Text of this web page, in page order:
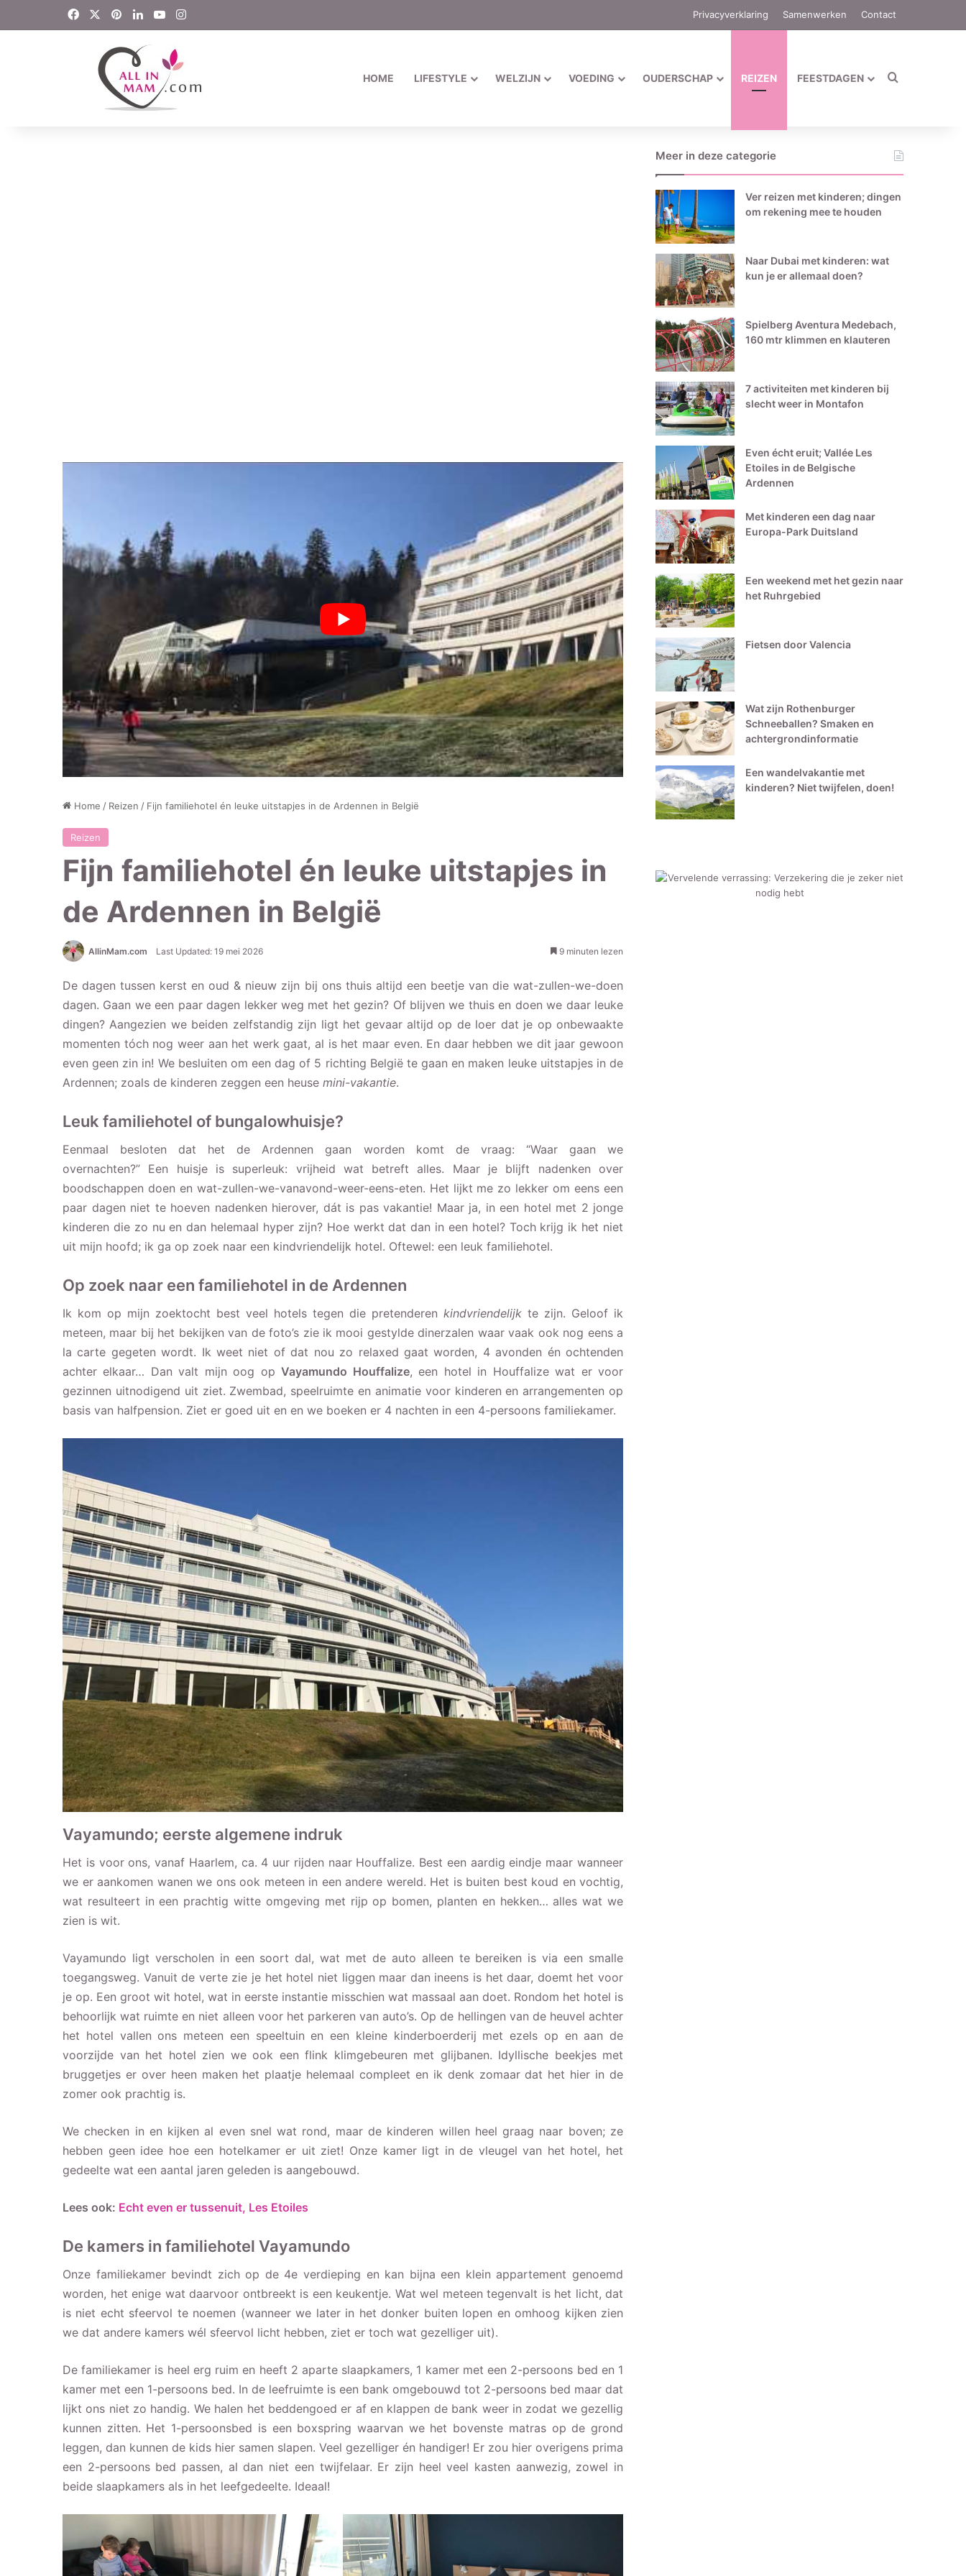
FacebookPinterestLinkedIn
YouTubeInstagram Privacyverklaring Samenwerken Contact
HOME LIFESTYLE WELZIJN VOEDING OUDERSCHAP REIZEN FEESTDAGEN Zoek naar
Home / Reizen / Fijn familiehotel én leuke uitstapjes in de Ardennen in België
Reizen
Fijn familiehotel én leuke uitstapjes in
de Ardennen in België
AllinMam.com Last Updated: 19 mei 2026 9 minuten lezen
De dagen tussen kerst en oud & nieuw zijn bij ons thuis altijd een beetje van die wat-zullen-we-doen
dagen. Gaan we een paar dagen lekker weg met het gezin? Of blijven we thuis en doen we daar leuke
dingen? Aangezien we beiden zelfstandig zijn ligt het gevaar altijd op de loer dat je op onbewaakte
momenten tóch nog weer aan het werk gaat, al is het maar even. En daar hebben we dit jaar gewoon
even geen zin in! We besluiten om een dag of 5 richting België te gaan en maken leuke uitstapjes in de
Ardennen; zoals de kinderen zeggen een heuse mini-vakantie.
Leuk familiehotel of bungalowhuisje?
Eenmaal besloten dat het de Ardennen gaan worden komt de vraag: “Waar gaan we
overnachten?” Een huisje is superleuk: vrijheid wat betreft alles. Maar je blijft nadenken over
boodschappen doen en wat-zullen-we-vanavond-weer-eens-eten. Het lijkt me zo lekker om eens een
paar dagen niet te hoeven nadenken hierover, dát is pas vakantie! Maar ja, in een hotel met 2 jonge
kinderen die zo nu en dan helemaal hyper zijn? Hoe werkt dat dan in een hotel? Toch krijg ik het niet
uit mijn hoofd; ik ga op zoek naar een kindvriendelijk hotel. Oftewel: een leuk familiehotel.
Op zoek naar een familiehotel in de Ardennen
Ik kom op mijn zoektocht best veel hotels tegen die pretenderen kindvriendelijk te zijn. Geloof ik
meteen, maar bij het bekijken van de foto’s zie ik mooi gestylde dinerzalen waar vaak ook nog eens a
la carte gegeten wordt. Ik weet niet of dat nou zo relaxed gaat worden, 4 avonden én ochtenden
achter elkaar… Dan valt mijn oog opVayamundo Houffalize, een hotel in Houffalize wat er voor
gezinnen uitnodigend uit ziet. Zwembad, speelruimte en animatie voor kinderen en arrangementen op
basis van halfpension. Ziet er goed uit en en we boeken er 4 nachten in een 4-persoons familiekamer.
Vayamundo; eerste algemene indruk
Het is voor ons, vanaf Haarlem, ca. 4 uur rijden naar Houffalize. Best een aardig eindje maar wanneer
we er aankomen wanen we ons ook meteen in een andere wereld. Het is buiten best koud en vochtig,
wat resulteert in een prachtig witte omgeving met rijp op bomen, planten en hekken… alles wat we
zien is wit.
Vayamundo ligt verscholen in een soort dal, wat met de auto alleen te bereiken is via een smalle
toegangsweg. Vanuit de verte zie je het hotel niet liggen maar dan ineens is het daar, doemt het voor
je op. Een groot wit hotel, wat in eerste instantie misschien wat massaal aan doet. Rondom het hotel is
behoorlijk wat ruimte en niet alleen voor het parkeren van auto’s. Op de hellingen van de heuvel achter
het hotel vallen ons meteen een speeltuin en een kleine kinderboerderij met ezels op en aan de
voorzijde van het hotel zien we ook een flink klimgebeuren met glijbanen. Idyllische beekjes met
bruggetjes er over heen maken het plaatje helemaal compleet en ik denk zomaar dat het hier in de
zomer ook prachtig is.
We checken in en kijken al even snel wat rond, maar de kinderen willen heel graag naar boven; ze
hebben geen idee hoe een hotelkamer er uit ziet! Onze kamer ligt in de vleugel van het hotel, het
gedeelte wat een aantal jaren geleden is aangebouwd.
Lees ook: Echt even er tussenuit, Les Etoiles
De kamers in familiehotel Vayamundo
Onze familiekamer bevindt zich op de 4e verdieping en kan bijna een klein appartement genoemd
worden, het enige wat daarvoor ontbreekt is een keukentje. Wat wel meteen tegenvalt is het licht, dat
is niet echt sfeervol te noemen (wanneer we later in het donker buiten lopen en omhoog kijken zien
we dat andere kamers wél sfeervol licht hebben, ziet er toch wat gezelliger uit).
De familiekamer is heel erg ruim en heeft 2 aparte slaapkamers, 1 kamer met een 2-persoons bed en 1
kamer met een 1-persoons bed. In de leefruimte is een bank omgebouwd tot 2-persoons bed maar dat
lijkt ons niet zo handig. We halen het beddengoed er af en klappen de bank weer in zodat we gezellig
kunnen zitten. Het 1-persoonsbed is een boxspring waarvan we het bovenste matras op de grond
leggen, dan kunnen de kids hier samen slapen. Veel gezelliger én handiger! Er zou hier overigens prima
een 2-persoons bed passen, al dan niet een twijfelaar. Er zijn heel veel kasten aanwezig, zowel in
beide slaapkamers als in het leefgedeelte. Ideaal!
Meer in deze categorie
Ver reizen met kinderen; dingen
om rekening mee te houden
Naar Dubai met kinderen: wat
kun je er allemaal doen?
Spielberg Aventura Medebach,
160 mtr klimmen en klauteren
7 activiteiten met kinderen bij
slecht weer in Montafon
Even écht eruit; Vallée Les
Etoiles in de Belgische
Ardennen
Met kinderen een dag naar
Europa-Park Duitsland
Een weekend met het gezin naar
het Ruhrgebied
Fietsen door Valencia
Wat zijn Rothenburger
Schneeballen? Smaken en
achtergrondinformatie
Een wandelvakantie met
kinderen? Niet twijfelen, doen!